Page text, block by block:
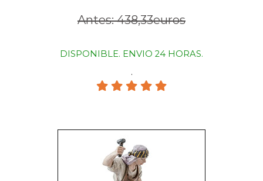
Antes: 438,33euros
DISPONIBLE. ENVIO 24 HORAS.
.